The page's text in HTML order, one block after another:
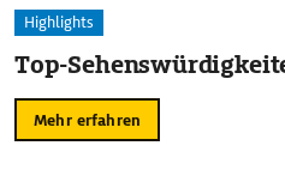
Highlights
Top-
Mehr erfahren